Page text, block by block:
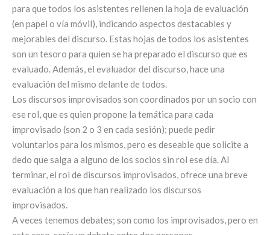
para que todos los asistentes rellenen la hoja de evaluación
(en papel o vía móvil), indicando aspectos destacables y
mejorables del discurso. Estas hojas de todos los asistentes
son un tesoro para quien se ha preparado el discurso que es
evaluado. Además, el evaluador del discurso, hace una
evaluación del mismo delante de todos.
Los discursos improvisados son coordinados por un socio con
ese rol, que es quien propone la temática para cada
improvisado (son 2 o 3 en cada sesión); puede pedir
voluntarios para los mismos, pero es deseable que solicite a
dedo que salga a alguno de los socios sin rol ese día. Al
terminar, el rol de discursos improvisados, ofrece una breve
evaluación a los que han realizado los discursos
improvisados.
A veces tenemos debates; son como los improvisados, pero en